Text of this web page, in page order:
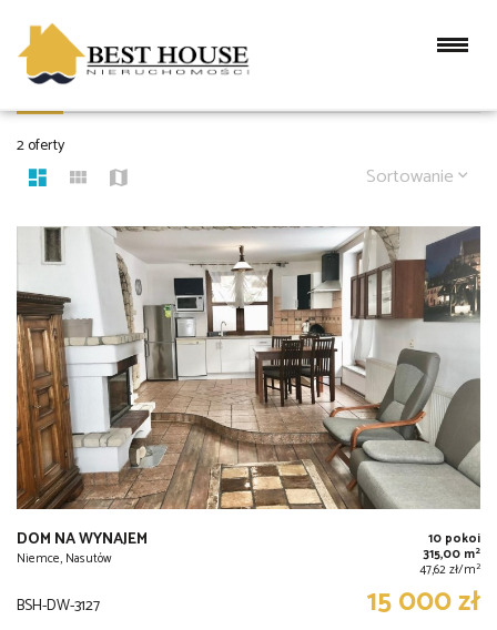
DOMY NA WYNAJEM
2 oferty
Sortowanie
DOM NA WYNAJEM
Niemce, Nasutów
10 pokoi
315,00 m2
47,62 zł/m2
BSH-DW-3127 15 000 zł